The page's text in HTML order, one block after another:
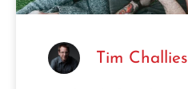
Tim Challies